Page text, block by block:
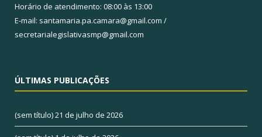
Horário de atendimento: 08:00 às 13:00
E-mail: santamaria.pa.camara@gmail.com /
secretarialegislativasmp@gmail.com
ÚLTIMAS PUBLICAÇÕES
(sem título)21 de julho de 2026